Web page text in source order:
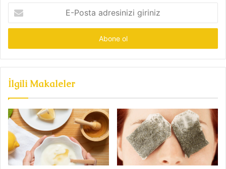
Posta
adresinizi
İlgili Makaleler